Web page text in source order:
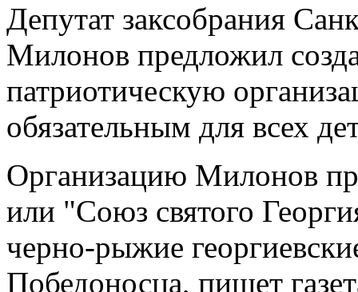
Депутат заксобрания
Милонов предложил
патриотическую
обязательным для всех
Организацию Милонов
или "Союз святого
черно-рыжие
Победоносца, пишет